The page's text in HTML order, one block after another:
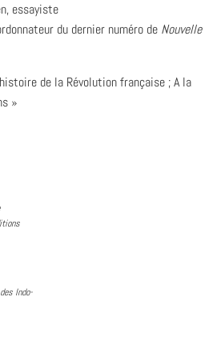
essayiste
du dernier numéro de Nouvelle
de la Révolution française ; A la
»
Indo-